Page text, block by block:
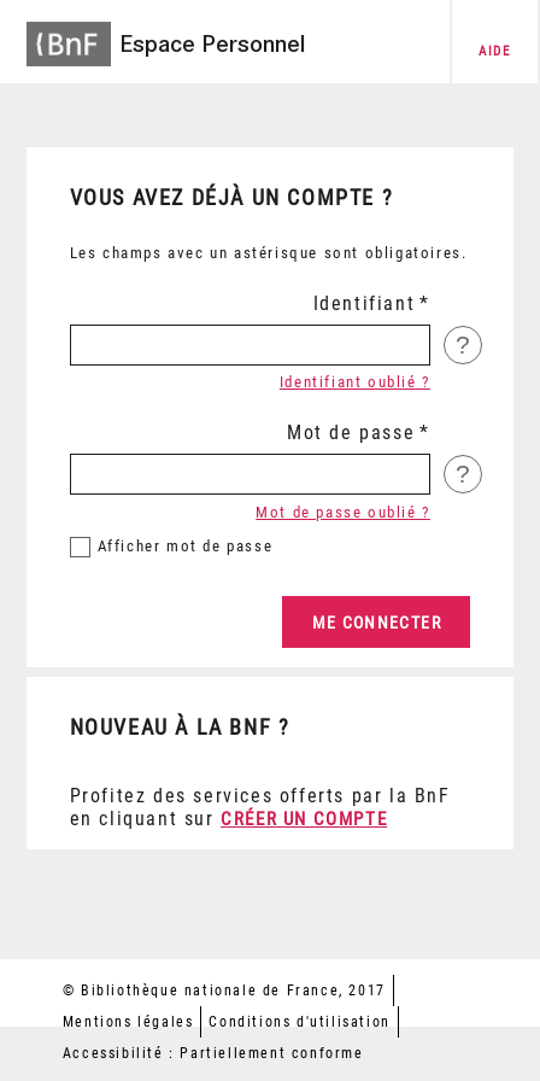
Espace Personnel AIDE
VOUS AVEZ DÉJÀ UN COMPTE ?
Les champs avec un astérisque sont obligatoires.
Identifiant
?
Identifiant oublié ?
Mot de passe
?
Afficher mot de passe
Mot de passe oublié ?
NOUVEAU À LA BNF ?
Profitez des services offerts par la BnF
en cliquant sur CRÉER UN COMPTE
© Bibliothèque nationale de France, 2017
Mentions légales
Conditions d'utilisation
Accessibilité : Partiellement conforme